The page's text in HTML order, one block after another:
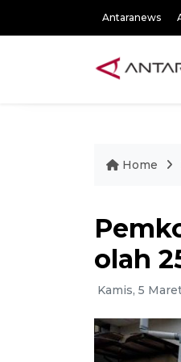
Antaranews
Home
olah
Kamis, 5